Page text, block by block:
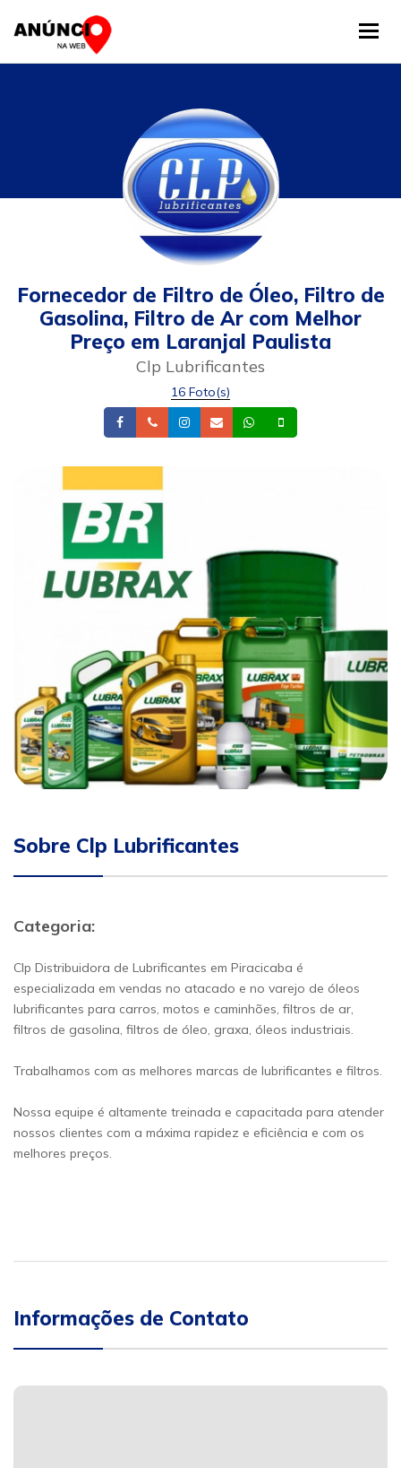
Fornecedor de Filtro de Óleo, Filtro de
Gasolina, Filtro de Ar com Melhor
Preço em Laranjal Paulista
Clp Lubrificantes
16 Foto(s)
FacebookTelefoneInstagram
Email Whatsapp
Sobre Clp Lubrificantes
Categoria:
Clp Distribuidora de Lubrificantes em Piracicaba é
especializada em vendas no atacado e no varejo de óleos
lubrificantes para carros, motos e caminhões, filtros de ar,
filtros de gasolina, filtros de óleo, graxa, óleos industriais.
Trabalhamos com as melhores marcas de lubrificantes e filtros.
Nossa equipe é altamente treinada e capacitada para atender
nossos clientes com a máxima rapidez e eficiência e com os
melhores preços.
Informações de Contato